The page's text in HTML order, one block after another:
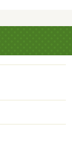
の窓のおかげ
前面棟無なの
せん。この物件
段の料理も楽し
方、コチラよ
ので、使い勝